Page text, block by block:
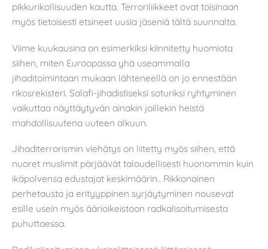
pikkurikollisuuden kautta. Terroriliikkeet ovat toisinaan
myös tietoisesti etsineet uusia jäseniä tältä suunnalta.
Viime kuukausina on esimerkiksi kiinnitetty huomiota
siihen, miten Euroopassa yhä useammalla
jihaditoimintaan mukaan lähteneellä on jo ennestään
rikosrekisteri. Salafi-jihadistiseksi soturiksi ryhtyminen
vaikuttaa näyttäytyvän ainakin joillekin heistä
mahdollisuutena uuteen alkuun.
Jihaditerrorismin viehätys on liitetty myös siihen, että
nuoret muslimit pärjäävät taloudellisesti huonommin kuin
ikäpolvensa edustajat keskimäärin.. Rikkonainen
perhetausta ja erityyppinen syrjäytyminen nousevat
esille usein myös äärioikeistoon radkalisoitumisesta
puhuttaessa.